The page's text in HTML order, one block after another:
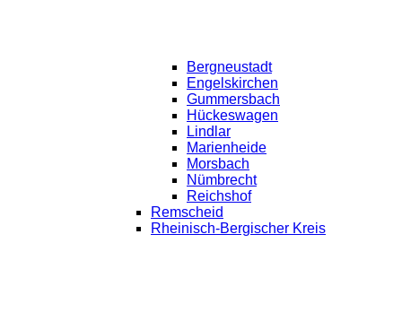
Bergneustadt
Engelskirchen
Gummersbach
Hückeswagen
Lindlar
Marienheide
Morsbach
Nümbrecht
Reichshof
Remscheid
Rheinisch-Bergischer Kreis